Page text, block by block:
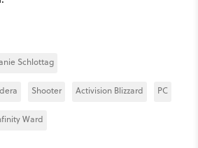
Schlottag
Shooter Activision Blizzard PC
Ward